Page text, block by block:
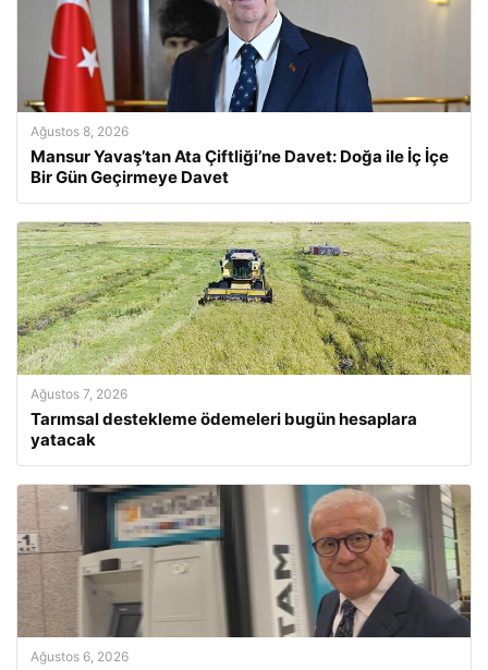
Ağustos 8, 2026
Mansur Yavaş’tan Ata Çiftliği’ne Davet: Doğa ile İç İçe
Bir Gün Geçirmeye Davet
Ağustos 7, 2026
Tarımsal destekleme ödemeleri bugün hesaplara
yatacak
Ağustos 6, 2026